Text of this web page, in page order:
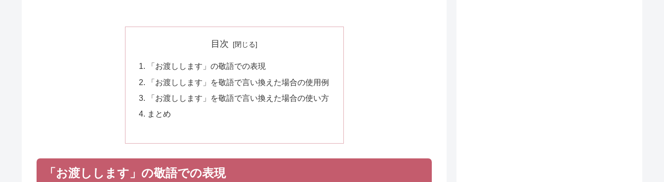
目次
「お渡しします」の敬語での表現
「お渡しします」を敬語で言い換えた場合の使用例
「お渡しします」を敬語で言い換えた場合の使い方
まとめ
「お渡しします」の敬語での表現